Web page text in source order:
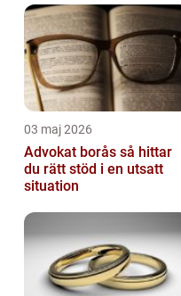
03 maj 2026
Advokat borås så hittar
du rätt stöd i en utsatt
situation